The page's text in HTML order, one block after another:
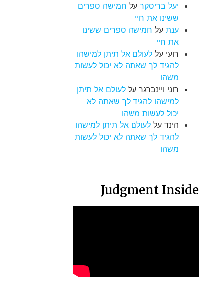
יעל בריסקר על חמישה ספרים
ששינו את חיי
ענת על חמישה ספרים ששינו
את חיי
רועי עללעולם אל תיתן למישהו
להגיד לך שאתה לא יכול לעשות
משהו
רוני ויינברגר עללעולם אל תיתן
למישהו להגיד לך שאתה לא
יכול לעשות משהו
הינד עללעולם אל תיתן למישהו
להגיד לך שאתה לא יכול לעשות
משהו
Judgment Inside